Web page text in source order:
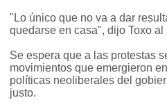
"Lo único que no va a dar
quedarse en casa", dijo Toxo
Se espera que a las protestas
movimientos que emergieron
políticas neoliberales del
justo.